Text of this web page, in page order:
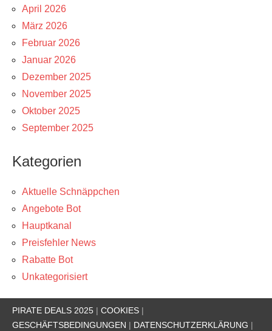
April 2026
März 2026
Februar 2026
Januar 2026
Dezember 2025
November 2025
Oktober 2025
September 2025
Kategorien
Aktuelle Schnäppchen
Angebote Bot
Hauptkanal
Preisfehler News
Rabatte Bot
Unkategorisiert
PIRATE DEALS 2025 | COOKIES |
GESCHÄFTSBEDINGUNGEN | DATENSCHUTZERKLÄRUNG |